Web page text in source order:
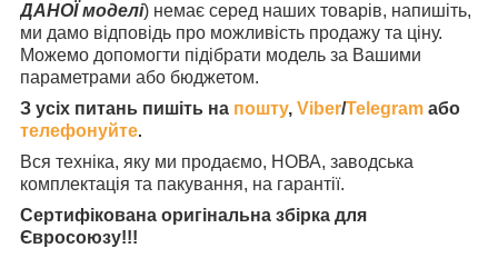
ДАНОЇ моделі) немає серед наших товарів, напишіть,
ми дамо відповідь про можливість продажу та ціну.
Можемо допомогти підібрати модель за Вашими
параметрами або бюджетом.
З усіх питань пишіть на пошту, Viber/Telegram або
телефонуйте.
Вся техніка, яку ми продаємо, НОВА, заводська
комплектація та пакування, на гарантії.
Сертифікована оригінальна збірка для
Євросоюзу!!!